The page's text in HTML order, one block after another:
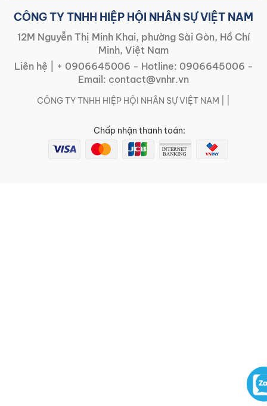
CÔNG TY TNHH HIỆP HỘI NHÂN SỰ VIỆT NAM
12M Nguyễn Thị Minh Khai, phường Sài Gòn, Hồ Chí
Minh, Việt Nam
Liên hệ |
+ 0906645006 - Hotline: 0906645006 -
Email: contact@vnhr.vn
CÔNG TY TNHH HIỆP HỘI NHÂN SỰ VIỆT NAM | |
Chấp nhận thanh toán: